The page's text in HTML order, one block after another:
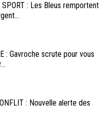
SPORT : Les Bleus remportent
: Gavroche scrute pour vous
: Nouvelle alerte des